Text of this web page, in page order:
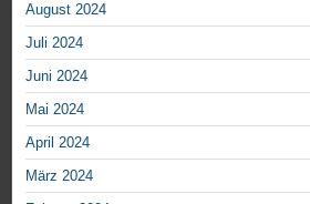
August 2024
Juli 2024
Juni 2024
Mai 2024
April 2024
März 2024